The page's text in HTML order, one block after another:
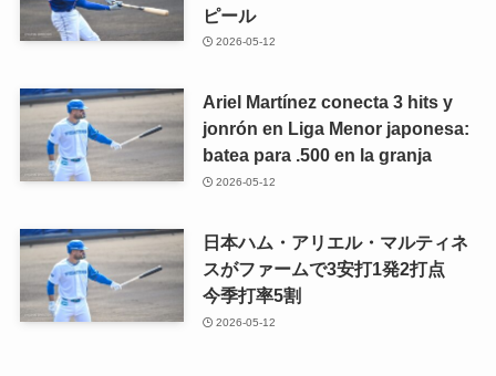
ピール
2026-05-12
Ariel Martínez conecta 3 hits y
jonrón en Liga Menor japonesa:
batea para .500 en la granja
2026-05-12
日本ハム・アリエル・マルティネ
スがファームで3安打1発2打点
今季打率5割
2026-05-12